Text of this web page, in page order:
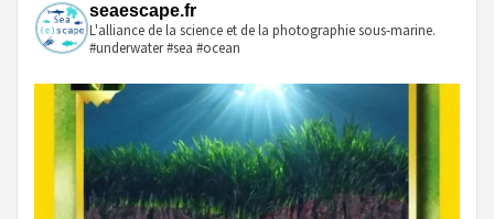
seaescape.fr
L'alliance de la science et de la photographie sous-marine.
#underwater #sea #ocean